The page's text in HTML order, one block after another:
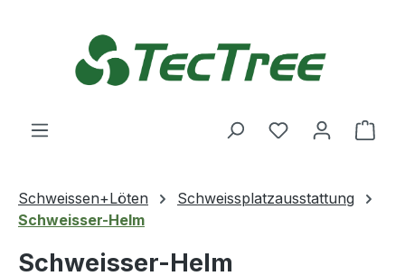
Du hast 0
Schweissen+Löten
Schweissplatzausstattung
Schweisser-Helm
Schweisser-Helm